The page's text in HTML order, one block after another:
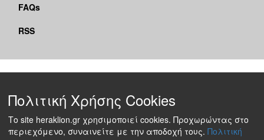
FAQs
RSS
Πολιτική Χρήσης Cookies
Το site heraklion.gr χρησιμοποιεί cookies. Προχωρώντας στο
περιεχόμενο, συναινείτε με την αποδοχή τους. Πολιτική